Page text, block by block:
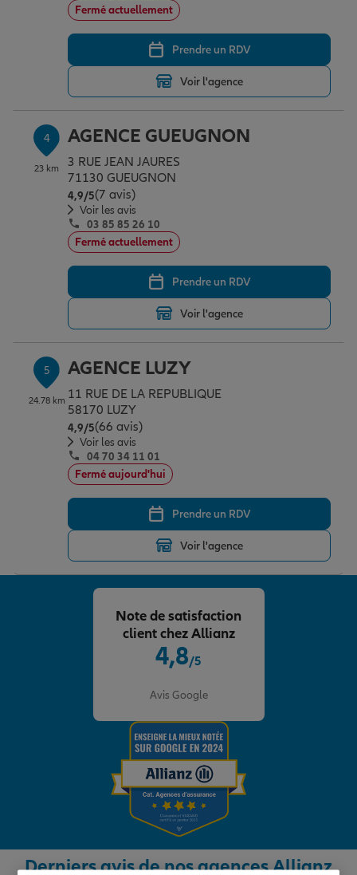
Tous nos devis d'assurance
Fermé actuellement
Prendre un RDV
Voir l'agence
4
23 km
AGENCE GUEUGNON
3 RUE JEAN JAURES
71130 GUEUGNON
4,9/5Note de 4.9 sur 5
(7 avis)
Voir les avis
03 85 85 26 10
Fermé actuellement
Prendre un RDV
Voir l'agence
5
24.78 km
AGENCE LUZY
11 RUE DE LA REPUBLIQUE
58170 LUZY
4,9/5Note de 4.9 sur 5
(66 avis)
Voir les avis
04 70 34 11 01
Fermé aujourd'hui
Prendre un RDV
Voir l'agence
4,8/5
Avis Google
Note de satisfaction
client chez Allianz
Derniers avis de nos agences Allianz